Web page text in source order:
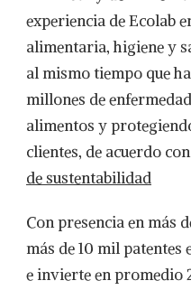
experiencia de Ecolab
alimentaria, higiene y
al mismo tiempo que
millones de
alimentos y
clientes, de acuerdo
de sustentabilidad
Con presencia en más
más de 10 mil
e invierte en promedio